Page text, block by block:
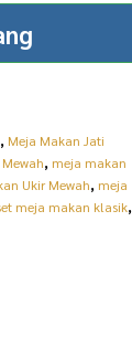
, Meja Makan Jati
,meja makan
Ukir Mewah,meja
meja makan klasik,